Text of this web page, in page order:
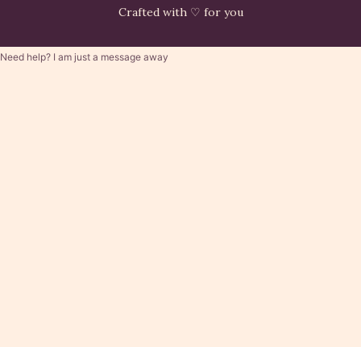
Crafted with ♡ for you
Need help? I am just a message away